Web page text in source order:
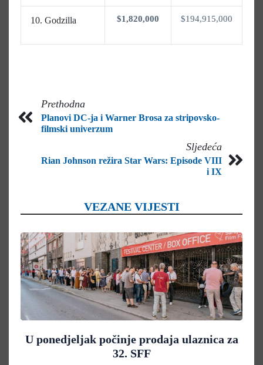
Godzilla $1,820,000 $194,915,000
Prethodna
Planovi DC-ja i Warner Brosa za stripovsko-
filmski univerzum
Sljedeća
Rian Johnson režira Star Wars: Episode VIII
i IX
VEZANE VIJESTI
U ponedjeljak počinje prodaja ulaznica za
32. SFF